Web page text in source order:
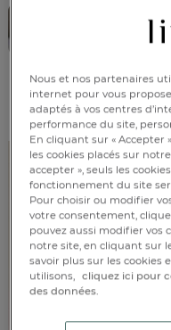
FR
BE
Nous et nos partenaires
internet pour vous
adaptés à vos centres
performance du site,
En cliquant sur « Accepter
les cookies placés sur
accepter », seuls les
fonctionnement du site
Pour choisir ou modifier
votre consentement,
pouvez aussi modifier vos
notre site, en cliquant sur
savoir plus sur les cookies
utilisons, cliquez ici pour
des données.